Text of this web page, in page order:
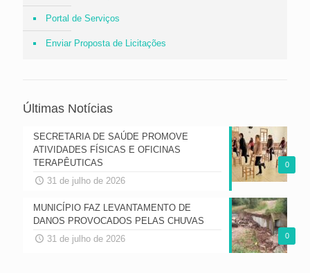
Portal de Serviços
Enviar Proposta de Licitações
Últimas Notícias
0
SECRETARIA DE SAÚDE PROMOVE
ATIVIDADES FÍSICAS E OFICINAS
TERAPÊUTICAS
31 de julho de 2026
0
MUNICÍPIO FAZ LEVANTAMENTO DE
DANOS PROVOCADOS PELAS CHUVAS
31 de julho de 2026